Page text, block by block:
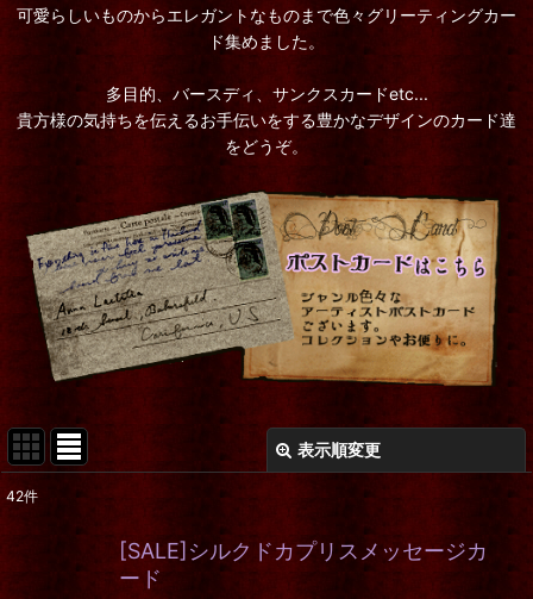
可愛らしいものからエレガントなものまで色々グリーティングカー
ド集めました。
多目的、バースディ、サンクスカードetc...
貴方様の気持ちを伝えるお手伝いをする豊かなデザインのカード達
をどうぞ。
表示順変更
在庫あり
42件
[SALE]シルクドカプリスメッセージカ
ード